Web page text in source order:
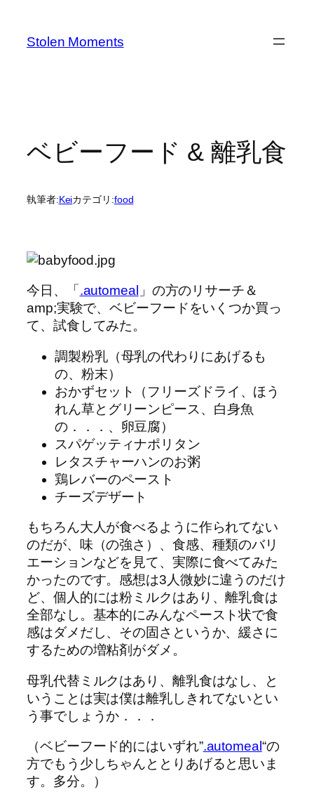
Stolen Moments
ベビーフード & 離乳食
執筆者:Keiカテゴリ:food
今日、「 .automeal 」の方のリサーチ＆
amp;実験で、ベビーフードをいくつか買っ
て、試食してみた。
調製粉乳（母乳の代わりにあげるも
の、粉末）
おかずセット（フリーズドライ、ほう
れん草とグリーンピース、白身魚
の．．．、卵豆腐）
スパゲッティナポリタン
レタスチャーハンのお粥
鶏レバーのペースト
チーズデザート
もちろん大人が食べるように作られてない
のだが、味（の強さ）、食感、種類のバリ
エーションなどを見て、実際に食べてみた
かったのです。感想は3人微妙に違うのだけ
ど、個人的には粉ミルクはあり、離乳食は
全部なし。基本的にみんなペースト状で食
感はダメだし、その固さというか、緩さに
するための増粘剤がダメ。
母乳代替ミルクはあり、離乳食はなし、と
いうことは実は僕は離乳しきれてないとい
う事でしょうか．．．
（ベビーフード的にはいずれ”.automeal“の
方でもう少しちゃんととりあげると思いま
す。多分。）